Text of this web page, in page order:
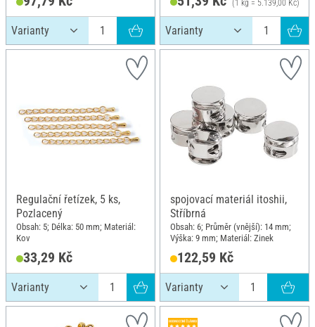
(1 kg = 5.139,00 Kč)
Regulační řetízek, 5 ks,
Pozlacený
Obsah: 5; Délka: 50 mm; Materiál:
Kov
33,29 Kč
spojovací materiál itoshii,
Stříbrná
Obsah: 6; Průměr (vnější): 14 mm;
Výška: 9 mm; Materiál: Zinek
122,59 Kč